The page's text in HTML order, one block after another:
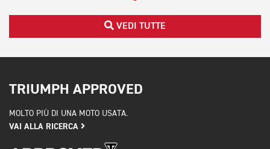
VEDI TUTTE
TRIUMPH APPROVED
MOLTO PIÙ DI UNA MOTO USATA.
VAI ALLA RICERCA